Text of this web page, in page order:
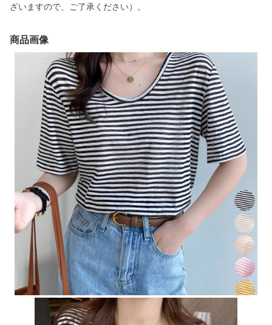
ざいますので、ご了承ください）。
商品画像